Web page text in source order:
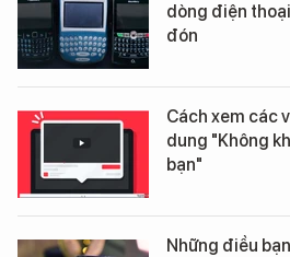
dòng điện
đón
Cách xem các
dung "Không
bạn"
Những điều